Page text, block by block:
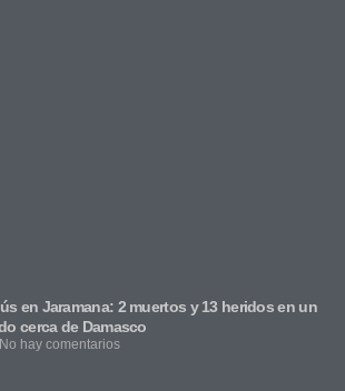
en Jaramana: 2 muertos y 13 heridos en un
cerca de Damasco
No hay comentarios